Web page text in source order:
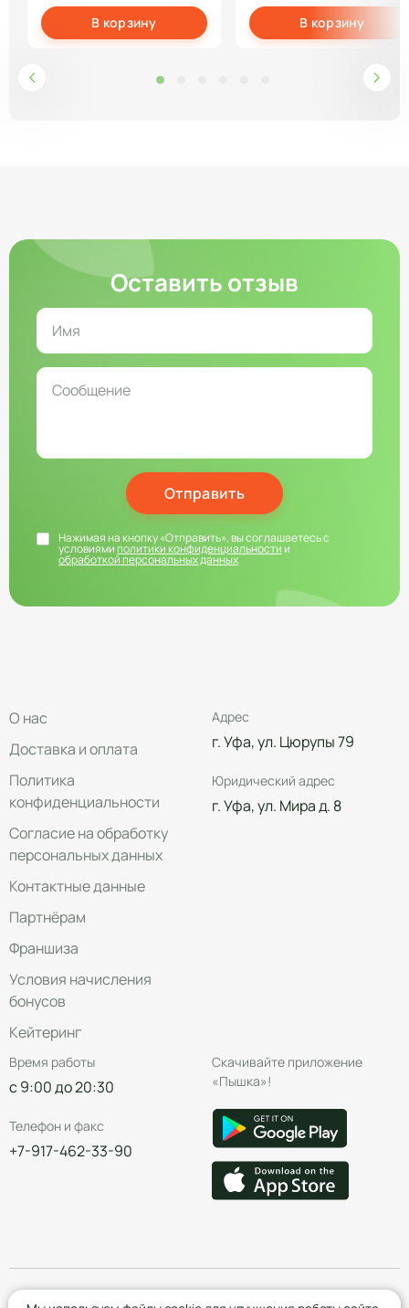
В корзину В корзину
Оставить отзыв
Отправить
Нажимая на кнопку «Отправить», вы соглашаетесь с
условиямиполитики конфиденциальностии
обработкой персональных данных
О нас
Доставка и оплата
Политика
конфиденциальности
Согласие на обработку
персональных данных
Контактные данные
Партнёрам
Франшиза
Условия начисления
бонусов
Кейтеринг
Адрес
г. Уфа, ул. Цюрупы 79
Юридический адрес
г. Уфа, ул. Мира д. 8
Время работы
с 9:00 до 20:30
Телефон и факс
+7-917-462-33-90
Скачивайте приложение
«Пышка»!